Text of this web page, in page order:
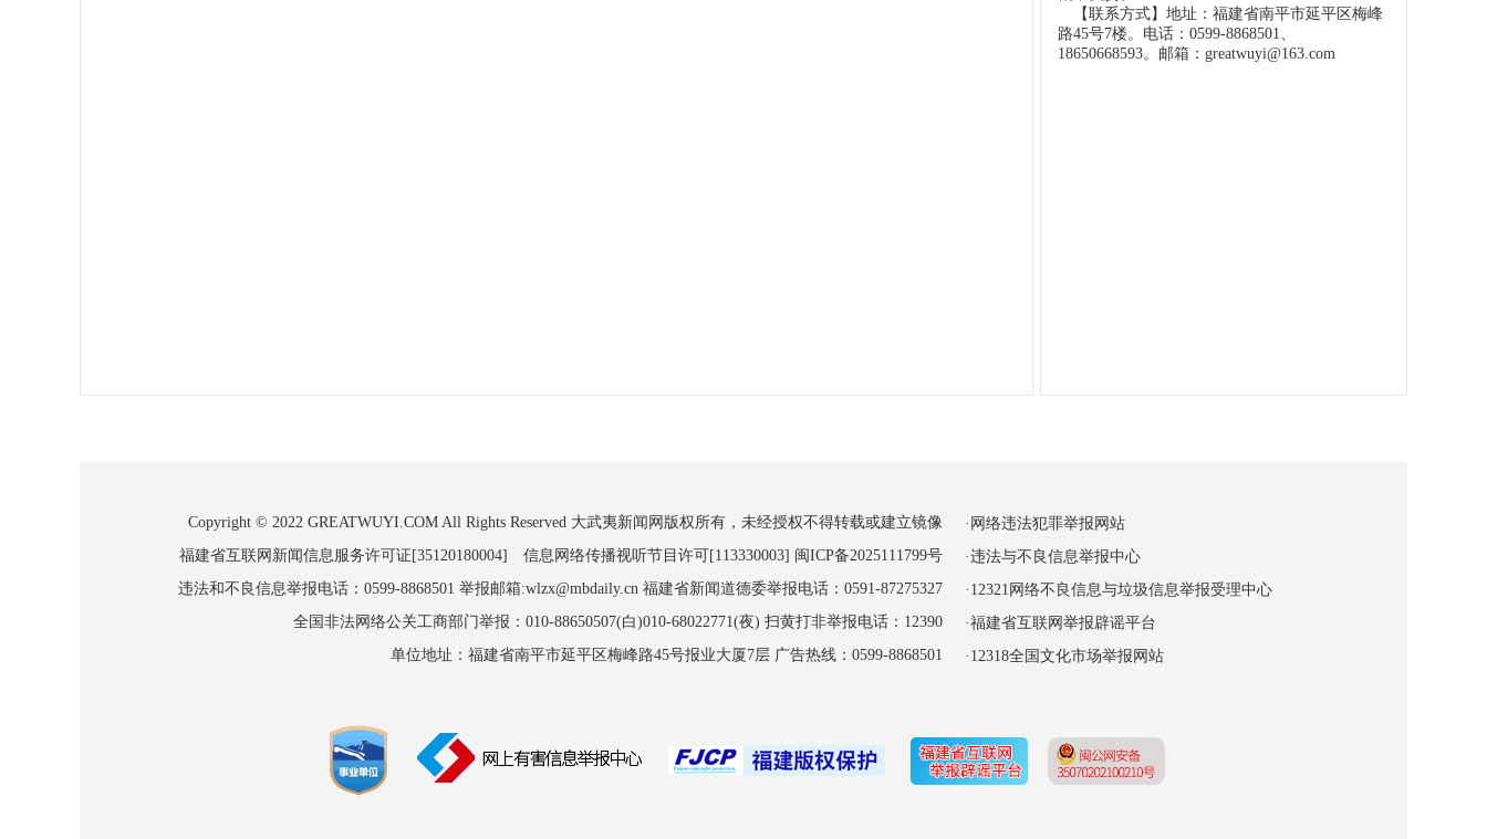
【联系方式】地址：福建省南平市延平区梅峰
路45号7楼。电话：0599-8868501、
18650668593。邮箱：greatwuyi@163.com
Copyright © 2022 GREATWUYI.COM All Rights Reserved 大武夷新闻网版权所有，未经授权不得转载或建立镜像
福建省互联网新闻信息服务许可证[35120180004] 信息网络传播视听节目许可[113330003] 闽ICP备2025111799号
违法和不良信息举报电话：0599-8868501 举报邮箱:wlzx@mbdaily.cn 福建省新闻道德委举报电话：0591-87275327
全国非法网络公关工商部门举报：010-88650507(白)010-68022771(夜) 扫黄打非举报电话：12390
单位地址：福建省南平市延平区梅峰路45号报业大厦7层 广告热线：0599-8868501
·网络违法犯罪举报网站
·违法与不良信息举报中心
·12321网络不良信息与垃圾信息举报受理中心
·福建省互联网举报辟谣平台
·12318全国文化市场举报网站